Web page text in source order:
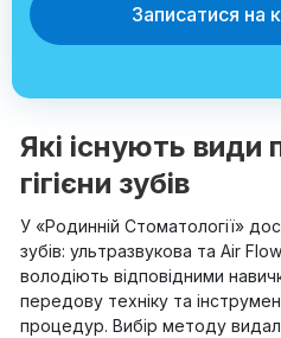
Записатися на
Які існують види
гігієни зубів
У «Родинній Стоматології»
зубів: ультразвукова та Air
володіють відповідними
передову техніку та
процедур. Вибір методу